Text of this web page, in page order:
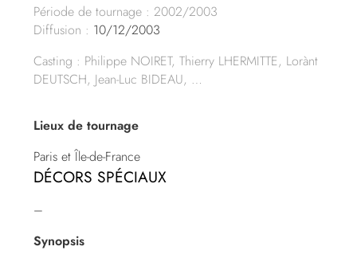
Période de tournage : 2002/2003
Diffusion : 10/12/2003
Casting : Philippe NOIRET, Thierry LHERMITTE, Lorànt
DEUTSCH, Jean-Luc BIDEAU, …
Lieux de tournage
Paris et Île-de-France
DÉCORS SPÉCIAUX
–
Synopsis